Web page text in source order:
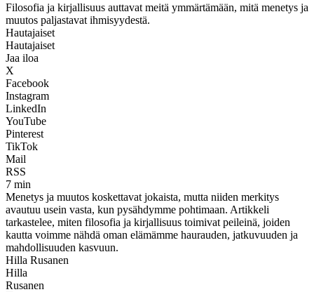
Filosofia ja kirjallisuus auttavat meitä ymmärtämään, mitä menetys ja
muutos paljastavat ihmisyydestä.
Hautajaiset
Hautajaiset
Jaa iloa
X
Facebook
Instagram
LinkedIn
YouTube
Pinterest
TikTok
Mail
RSS
7 min
Menetys ja muutos koskettavat jokaista, mutta niiden merkitys
avautuu usein vasta, kun pysähdymme pohtimaan. Artikkeli
tarkastelee, miten filosofia ja kirjallisuus toimivat peileinä, joiden
kautta voimme nähdä oman elämämme haurauden, jatkuvuuden ja
mahdollisuuden kasvuun.
Hilla Rusanen
Hilla
Rusanen